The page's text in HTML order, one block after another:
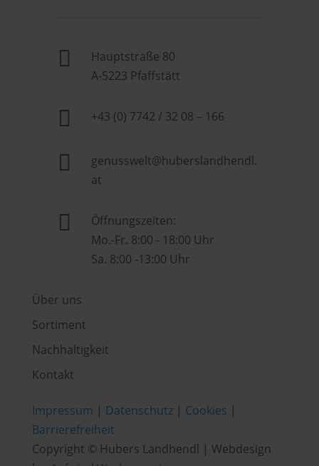

Hauptstraße 80
A-5223 Pfaffstätt
 +43 (0) 7742 / 32 08 – 166

genusswelt@huberslandhendl.
at

Öffnungszeiten:
Mo.-Fr. 8:00 - 18:00 Uhr
Sa. 8:00 -13:00 Uhr
Über uns
Sortiment
Nachhaltigkeit
Kontakt
Impressum | Datenschutz| Cookies |
Barrierefreiheit
Copyright © Hubers Landhendl | Webdesign